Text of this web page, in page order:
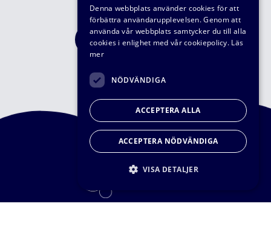
FÅ VÅRT NYHETBREV
Denna webbplats använder cookies för att
förbättra användarupplevelsen. Genom att
använda vår webbplats samtycker du till alla
cookies i enlighet med vår cookiepolicy. Läs
mer
NÖDVÄNDIGA
ACCEPTERA ALLA
ACCEPTERA NÖDVÄNDIGA
VISA DETALJER